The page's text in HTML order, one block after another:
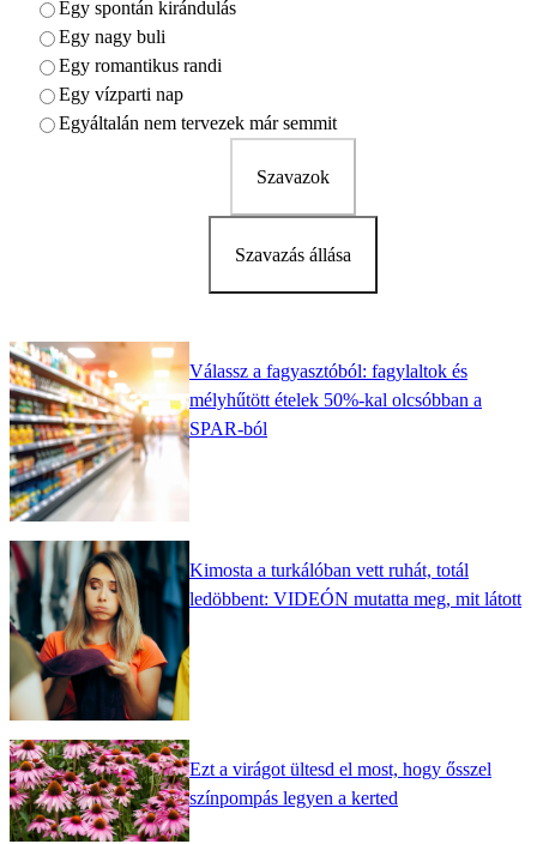
Egy spontán kirándulás
Egy nagy buli
Egy romantikus randi
Egy vízparti nap
Egyáltalán nem tervezek már semmit
Szavazok
Szavazás állása
Válassz a fagyasztóból: fagylaltok és
mélyhűtött ételek 50%-kal olcsóbban a
SPAR-ból
Kimosta a turkálóban vett ruhát, totál
ledöbbent: VIDEÓN mutatta meg, mit látott
Ezt a virágot ültesd el most, hogy ősszel
színpompás legyen a kerted